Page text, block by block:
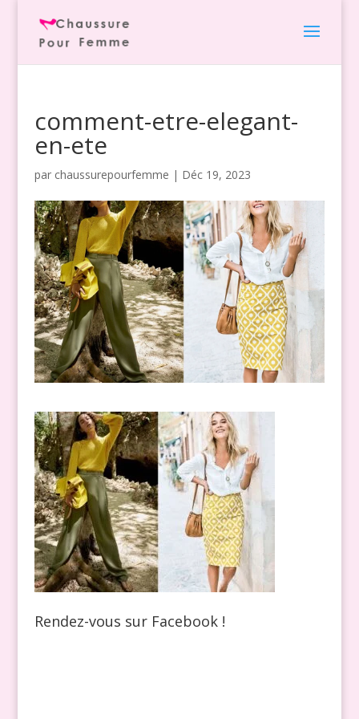
comment-etre-elegant-
en-ete
par chaussurepourfemme | Déc 19, 2023
Rendez-vous sur Facebook !